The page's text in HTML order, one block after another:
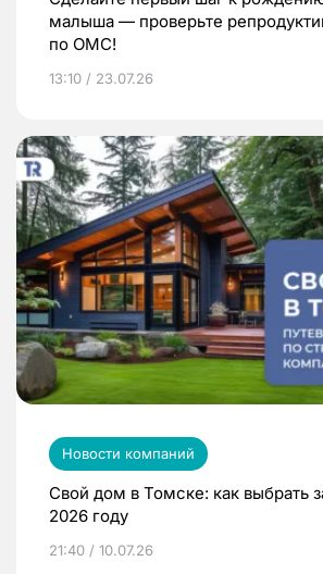
малыша — проверьте
по ОМС!
13:10 / 23.07.26
Новости компаний
Свой дом в Томске: как выбрать
2026 году
21:40 / 10.07.26